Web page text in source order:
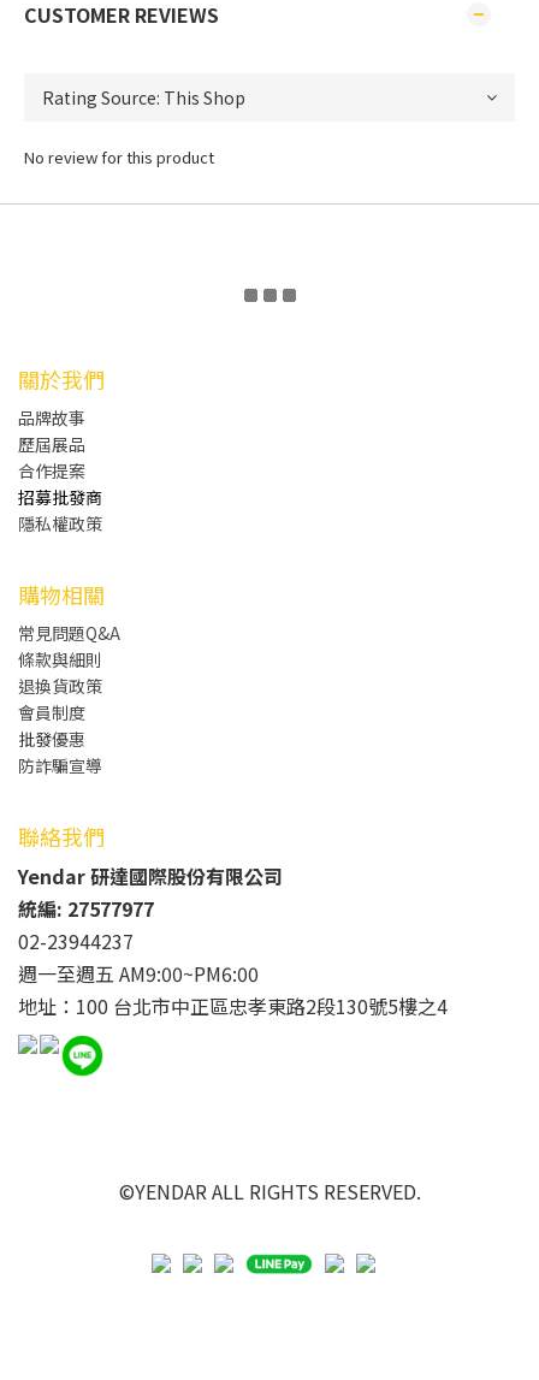
CUSTOMER REVIEWS
No review for this product
關於我們
品牌故事
歷屆展品
合作提案
招募批發商
隱私權政策
購物相關
常見問題Q&A
條款與細則
退換貨政策
會員制度
批發優惠
防詐騙宣導
聯絡我們
Yendar 研達國際股份有限公司
統編: 27577977
02-23944237
週一至週五 AM9:00~PM6:00
地址：100 台北市中正區忠孝東路2段130號5樓之4
©YENDAR ALL RIGHTS RESERVED.